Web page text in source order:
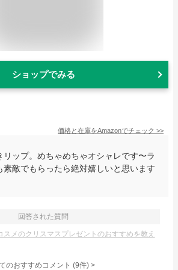
ショップでみる
価格と在庫をAmazonでチェック >>
リップ。めちゃめちゃオシャレです〜ラ
素敵でもらったら絶対嬉しいと思います
回答された質問
スメのクリスマスプレゼントのおすすめを教え
のおすすめコメント (9件) >